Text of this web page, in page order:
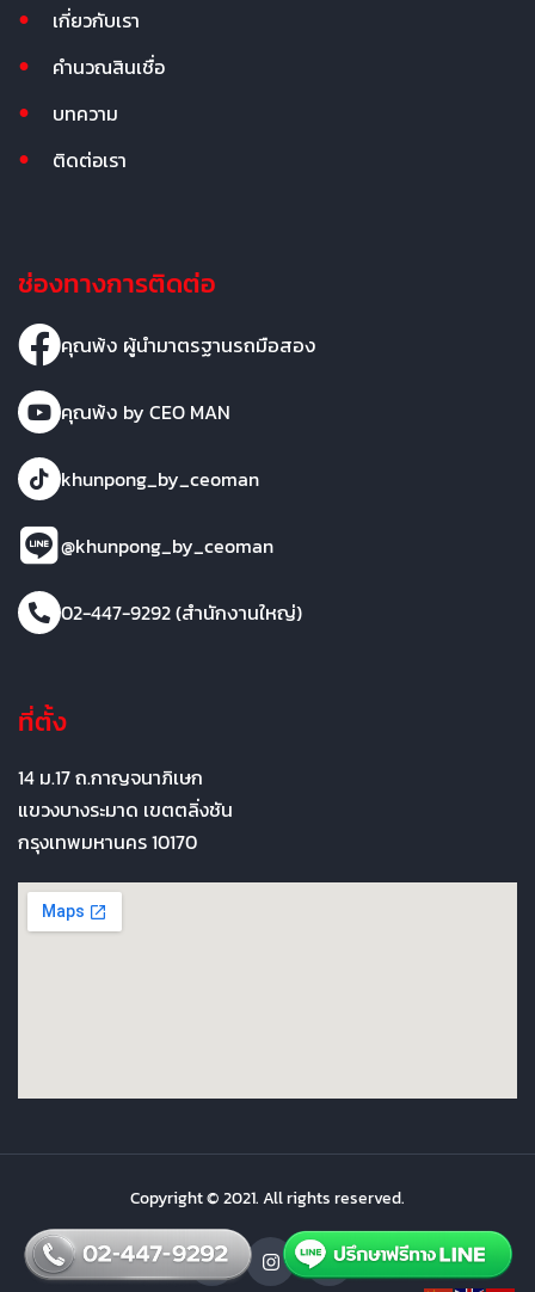
เกี่ยวกับเรา
คำนวณสินเชื่อ
บทความ
ติดต่อเรา
ช่องทางการติดต่อ
คุณพ้ง ผู้นำมาตรฐานรถมือสอง
คุณพ้ง by CEO MAN
khunpong_by_ceoman
@khunpong_by_ceoman
02-447-9292 (สำนักงานใหญ่)
ที่ตั้ง
14 ม.17 ถ.กาญจนาภิเษก
แขวงบางระมาด เขตตลิ่งชัน
กรุงเทพมหานคร 10170
Copyright © 2021. All rights reserved.